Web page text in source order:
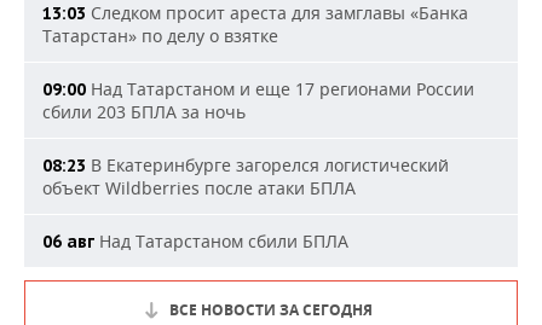
13:03 Следком просит ареста для замглавы «Банка
Татарстан» по делу о взятке
09:00 Над Татарстаном и еще 17 регионами России
сбили 203 БПЛА за ночь
08:23 В Екатеринбурге загорелся логистический
объект Wildberries после атаки БПЛА
06 авг Над Татарстаном сбили БПЛА
ВСЕ НОВОСТИ ЗА СЕГОДНЯ